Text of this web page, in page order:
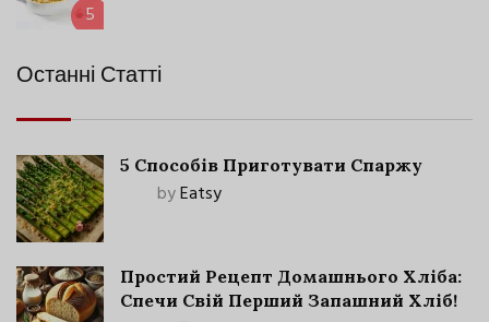
5
Останні Статті
5 Способів Приготувати Спаржу
byEatsy
Простий Рецепт Домашнього Хліба:
Спечи Свій Перший Запашний Хліб!